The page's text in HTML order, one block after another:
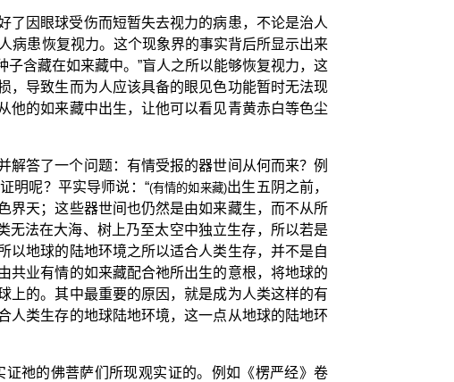
了因眼球受伤而短暂失去视力的病患，不论是治人
病患恢复视力。这个现象界的事实背后所显示出来
子含藏在如来藏中。”盲人之所以能够恢复视力，这
，导致生而为人应该具备的眼见色功能暂时无法现
他的如来藏中出生，让他可以看见青黄赤白等色尘
答了一个问题：有情受报的器世间从何而来？例
明呢？平实导师说：“(有情的如来藏)出生五阴之前，
界天；这些器世间也仍然是由如来藏生，而不从所
无法在大海、树上乃至太空中独立生存，所以若是
以地球的陆地环境之所以适合人类生存，并不是自
共业有情的如来藏配合祂所出生的意根，将地球的
上的。其中最重要的原因，就是成为人类这样的有
人类生存的地球陆地环境，这一点从地球的陆地环
祂的佛菩萨们所现观实证的。例如《楞严经》卷